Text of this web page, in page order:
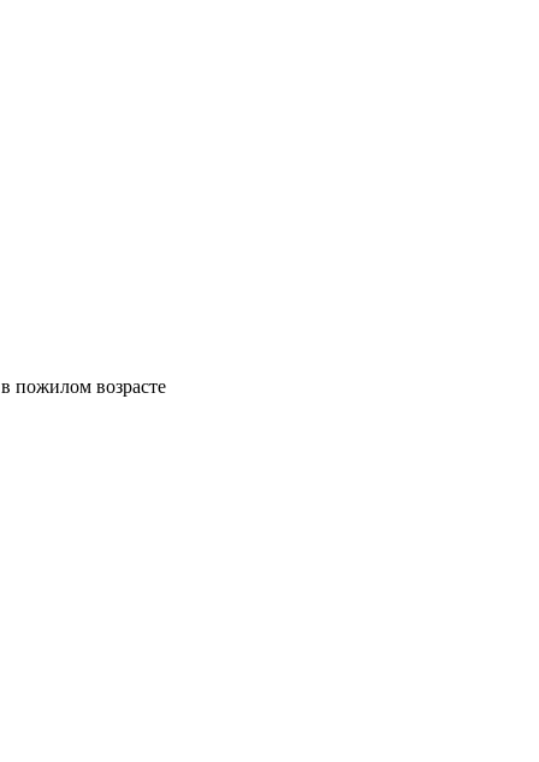
пожилом возрасте